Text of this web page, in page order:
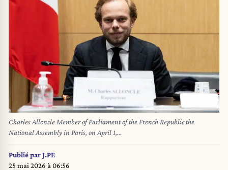
Charles Alloncle Member of Parliament of the French Republic the
National Assembly in Paris, on April 1,
2026.//ABOURIALAHKARIM_Sipa.33815/Credit:Karim Abou
Rialah/SIPA/2604011641
Publié parJ.PE
25 mai 2026 à 06:56